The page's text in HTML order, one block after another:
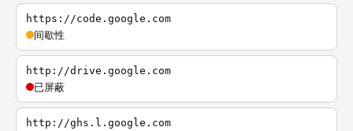
https://code.google.com
间歇性
http://drive.google.com
已屏蔽
http://ghs.l.google.com